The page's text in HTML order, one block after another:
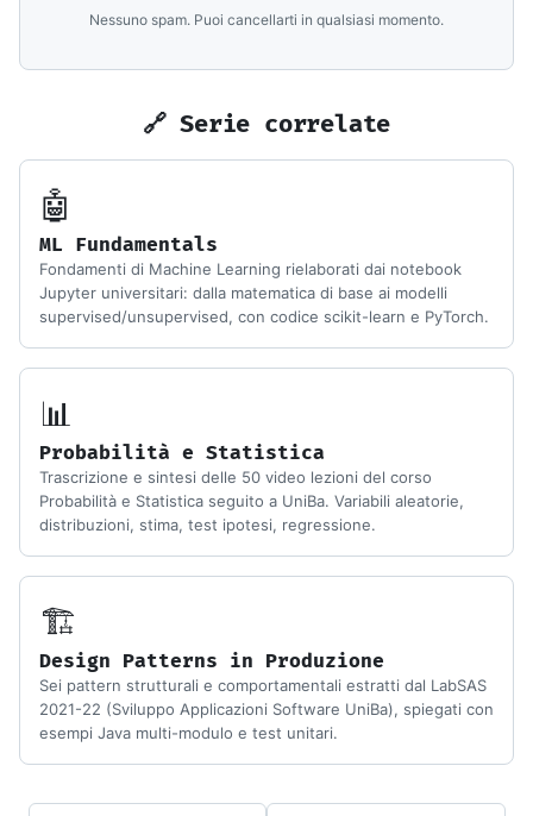
Nessuno spam. Puoi cancellarti in qualsiasi momento.
🔗 Serie correlate
🤖
ML Fundamentals
Fondamenti di Machine Learning rielaborati dai notebook
Jupyter universitari: dalla matematica di base ai modelli
supervised/unsupervised, con codice scikit-learn e PyTorch.
📊
Probabilità e Statistica
Trascrizione e sintesi delle 50 video lezioni del corso
Probabilità e Statistica seguito a UniBa. Variabili aleatorie,
distribuzioni, stima, test ipotesi, regressione.
🏗️
Design Patterns in Produzione
Sei pattern strutturali e comportamentali estratti dal LabSAS
2021-22 (Sviluppo Applicazioni Software UniBa), spiegati con
esempi Java multi-modulo e test unitari.